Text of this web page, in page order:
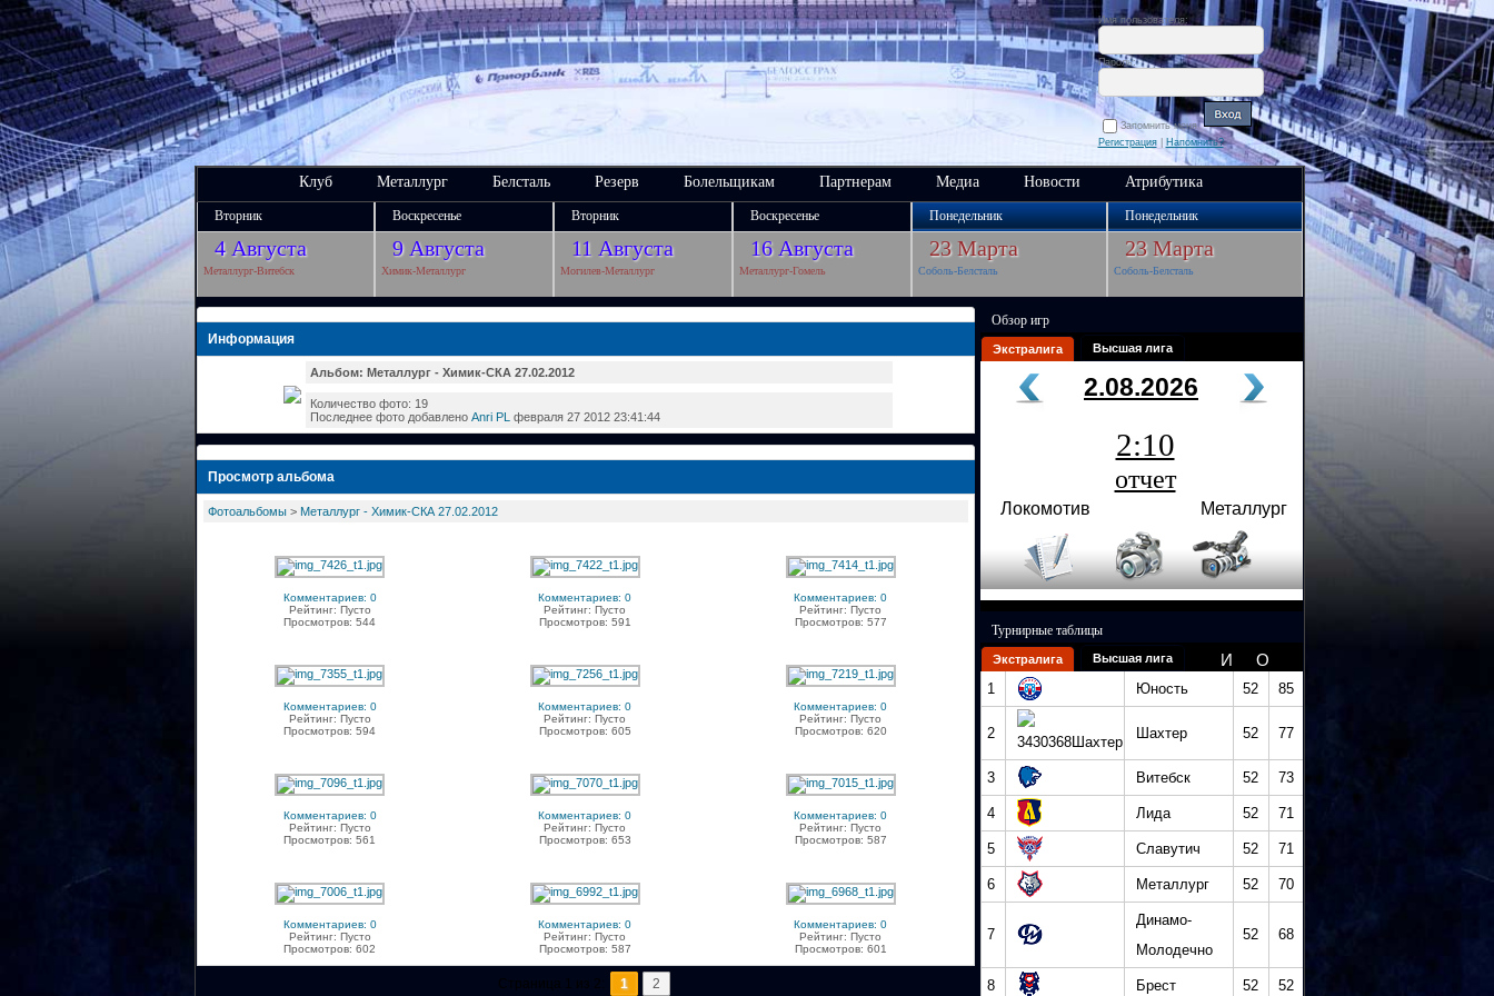
Имя пользователя:
Пароль:
Запомнить меня
Регистрация| Напомнить?
Клуб Металлург Белсталь Резерв Болельщикам Партнерам Медиа Новости Атрибутика
Вторник Воскресенье Вторник Воскресенье Понедельник Понедельник
4 Августа 9 Августа 11 Августа 16 Августа 23 Марта 23 Марта
Металлург-Витебск Химик-Металлург Могилев-Металлург Металлург-Гомель Соболь-Белсталь Соболь-Белсталь
Информация
Альбом: Металлург - Химик-СКА 27.02.2012
Количество фото: 19
Последнее фото добавлено Anri PL февраля 27 2012 23:41:44
Просмотр альбома
Фотоальбомы> Металлург - Химик-СКА 27.02.2012
Комментариев: 0
Рейтинг: Пусто
Просмотров: 544
Комментариев: 0
Рейтинг: Пусто
Просмотров: 591
Комментариев: 0
Рейтинг: Пусто
Просмотров: 577
Комментариев: 0
Рейтинг: Пусто
Просмотров: 594
Комментариев: 0
Рейтинг: Пусто
Просмотров: 605
Комментариев: 0
Рейтинг: Пусто
Просмотров: 620
Комментариев: 0
Рейтинг: Пусто
Просмотров: 561
Комментариев: 0
Рейтинг: Пусто
Просмотров: 653
Комментариев: 0
Рейтинг: Пусто
Просмотров: 587
Комментариев: 0
Рейтинг: Пусто
Просмотров: 602
Комментариев: 0
Рейтинг: Пусто
Просмотров: 587
Комментариев: 0
Рейтинг: Пусто
Просмотров: 601
1 2
Обзор игр
Экстралига Высшая лига
2.08.2026
2:10
отчет
Локомотив Металлург
Турнирные таблицы
Экстралига Высшая лига И О
1 Юность 52 85
2 Шахтер 52 77
3 Витебск 52 73
4 Лида 52 71
5 Славутич 52 71
6 Металлург 52 70
7
Динамо-
Молодечно
52 68
8 Брест 52 52